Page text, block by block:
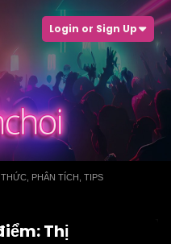
Login or Sign Up
PHÂN TÍCH, TIPS
Thị